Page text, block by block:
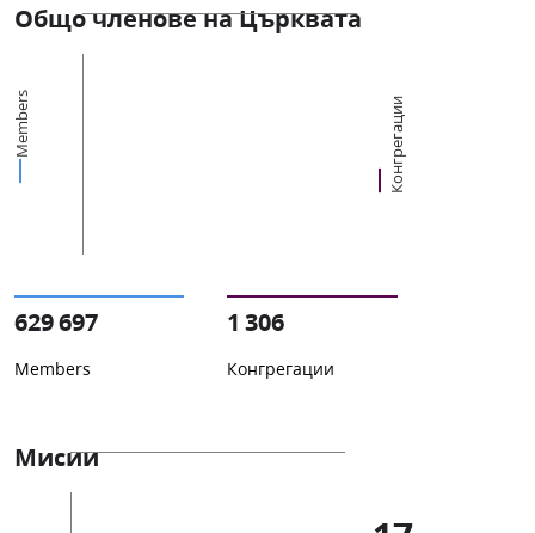
Общо членове на Църквата
Members Конгрегации
629 697
Members
1 306
Конгрегации
Мисии